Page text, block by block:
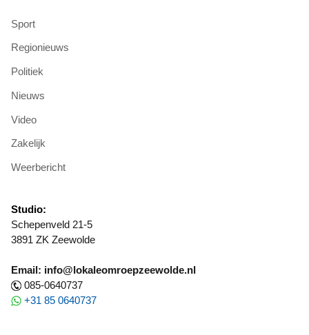
Sport
Regionieuws
Politiek
Nieuws
Video
Zakelijk
Weerbericht
Studio:
Schepenveld 21-5
3891 ZK Zeewolde
Email: info@lokaleomroepzeewolde.nl
085-0640737
+31 85 0640737